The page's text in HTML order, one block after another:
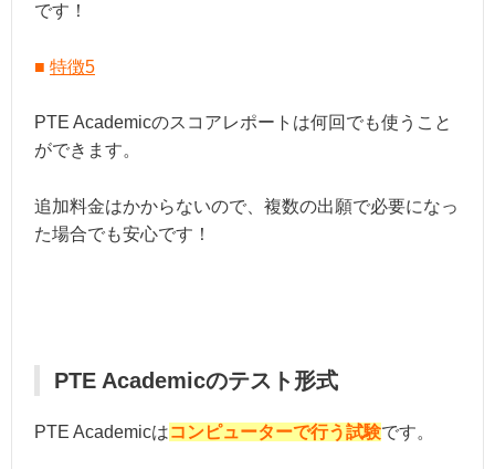
です！
■ 特徴5
PTE Academicのスコアレポートは何回でも使うこと
ができます。
追加料金はかからないので、複数の出願で必要になっ
た場合でも安心です！
PTE Academicのテスト形式
PTE Academicはコンピューターで行う試験です。